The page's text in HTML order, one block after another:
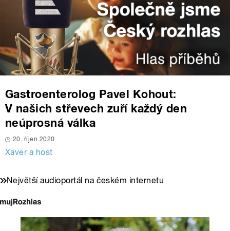
Gastroenterolog Pavel Kohout:
V našich střevech zuří každý den
neúprosná válka
20. říjen 2020
Xaver a host
Největší audioportál na českém internetu